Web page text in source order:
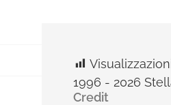
1996 - 2026
Credit